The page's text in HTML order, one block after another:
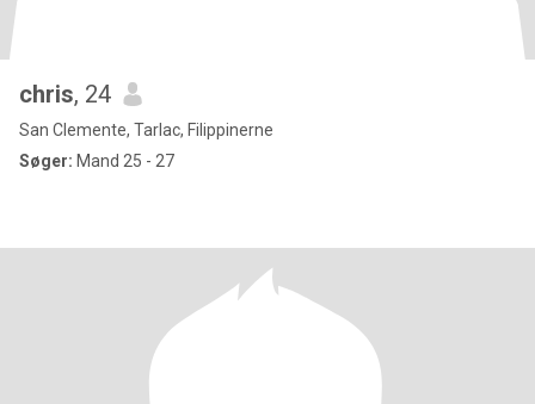
chris, 24
San Clemente, Tarlac, Filippinerne
Søger: Mand 25 - 27